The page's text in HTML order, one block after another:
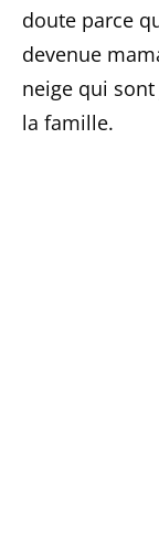
doute parce
devenue
neige qui
la famille.